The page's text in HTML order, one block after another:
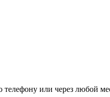
или через любой